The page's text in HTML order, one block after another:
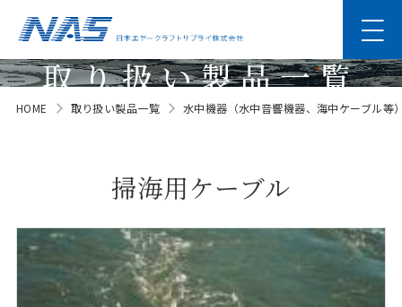
取り扱い製品一覧
Products
HOME 取り扱い製品一覧 水中機器（水中音響機器、海中ケーブル等
掃海用ケーブル